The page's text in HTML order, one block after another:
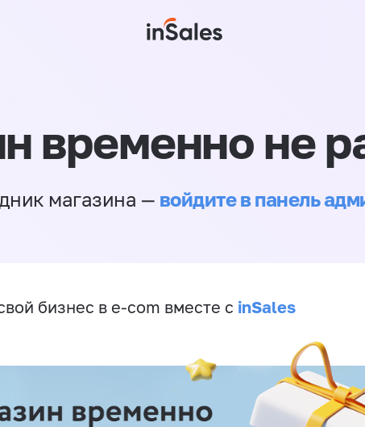
временно не
магазина — войдите в панель
бизнес в e-com вместе с inSales